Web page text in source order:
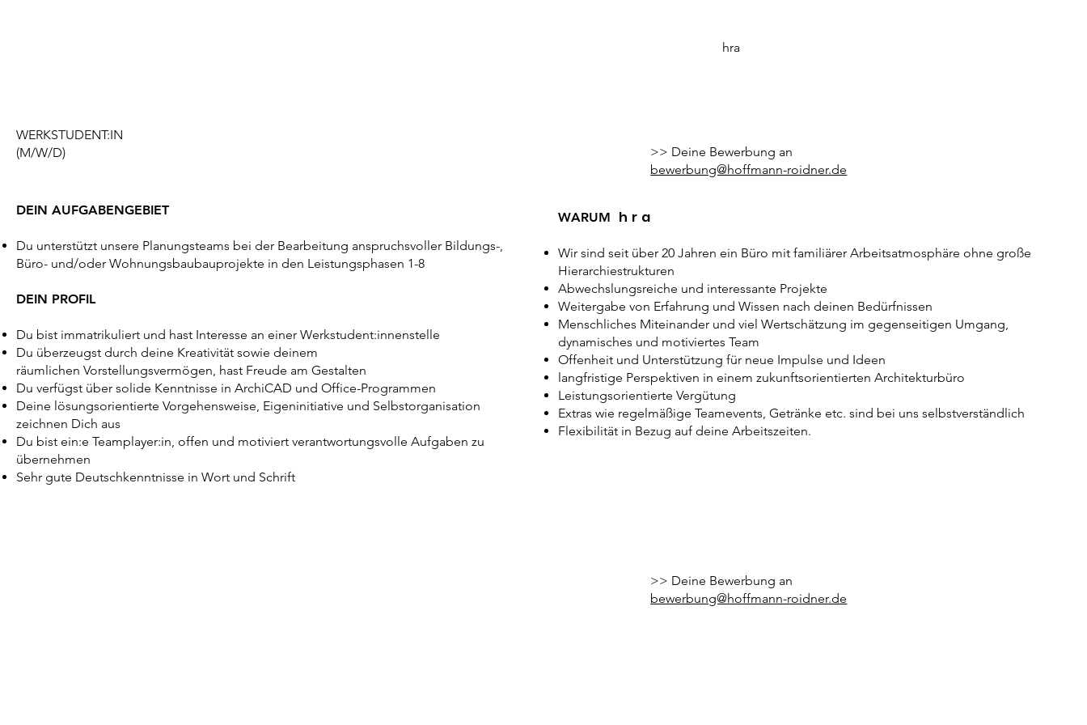
hra
WERKSTUDENT:IN
(M/W/D)
>> Deine Bewerbung an
bewerbung@hoffmann-roidner.de
DEIN AUFGABENGEBIET
Du unterstützt unsere Planungsteams bei der Bearbeitung anspruchsvoller Bildungs-,
Büro- und/oder Wohnungsbaubauprojekte in den Leistungsphasen 1-8
DEIN PROFIL
Du bist immatrikuliert und hast Interesse an einer Werkstudent:innenstelle
Du überzeugst durch deine Kreativität sowie deinem
räumlichen Vorstellungsvermögen, hast Freude am Gestalten
Du verfügst über solide Kenntnisse in ArchiCAD und Office-Programmen
Deine lösungsorientierte Vorgehensweise, Eigeninitiative und Selbstorganisation
zeichnen Dich aus
Du bist ein:e Teamplayer:in, offen und motiviert verantwortungsvolle Aufgaben zu
übernehmen
Sehr gute Deutschkenntnisse in Wort und Schrift
WARUM hra
Wir sind seit über 20 Jahren ein Büro mit familiärer Arbeitsatmosphäre ohne große
Hierarchiestrukturen
Abwechslungsreiche und interessante Projekte
Weitergabe von Erfahrung und Wissen nach deinen Bedürfnissen
Menschliches Miteinander und viel Wertschätzung im gegenseitigen Umgang,
dynamisches und motiviertes Team
Offenheit und Unterstützung für neue Impulse und Ideen
langfristige Perspektiven in einem zukunftsorientierten Architekturbüro
Leistungsorientierte Vergütung
Extras wie regelmäßige Teamevents, Getränke etc. sind bei uns selbstverständlich
Flexibilität in Bezug auf deine Arbeitszeiten.
>> Deine Bewerbung an
bewerbung@hoffmann-roidner.de